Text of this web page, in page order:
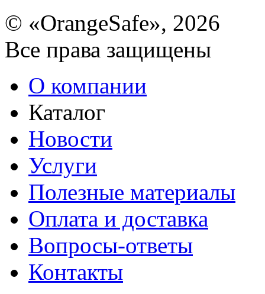
© «OrangeSafe», 2026
Все права защищены
О компании
Каталог
Новости
Услуги
Полезные материалы
Оплата и доставка
Вопросы-ответы
Контакты